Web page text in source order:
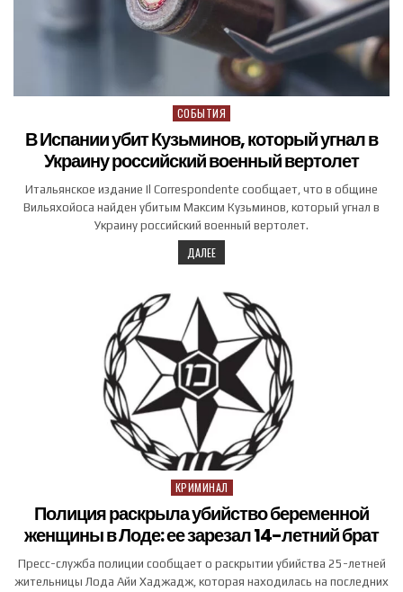
Posted in
СОБЫТИЯ
В Испании убит Кузьминов, который угнал в
Украину российский военный вертолет
Итальянское издание Il Correspondente сообщает, что в общине
Вильяхойоса найден убитым Максим Кузьминов, который угнал в
Украину российский военный вертолет.
ДАЛЕЕ
Posted in
КРИМИНАЛ
Полиция раскрыла убийство беременной
женщины в Лоде: ее зарезал 14-летний брат
Пресс-служба полиции сообщает о раскрытии убийства 25-летней
жительницы Лода Айи Хаджадж, которая находилась на последних